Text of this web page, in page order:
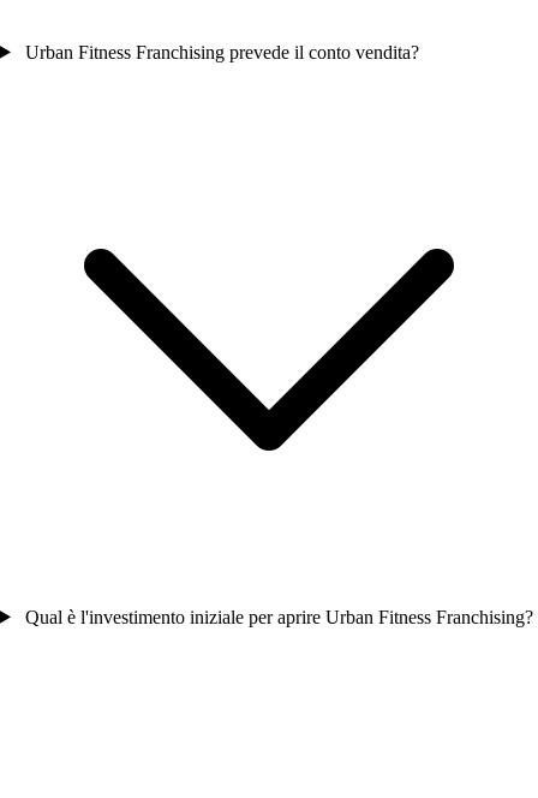
Urban Fitness Franchising prevede il conto vendita?
Qual è l'investimento iniziale per aprire Urban Fitness Franchising?